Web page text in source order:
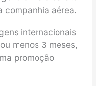
companhia aérea.
internacionais
menos 3 meses,
promoção